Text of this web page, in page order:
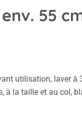
55
utilisation, laver à
la taille et au col,